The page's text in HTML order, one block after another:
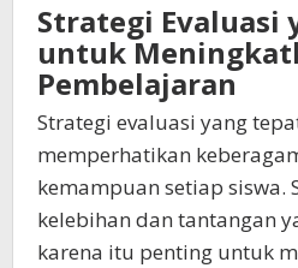
Strategi Evaluasi
untuk
Pembelajaran
Strategi evaluasi yang
memperhatikan
kemampuan setiap siswa.
kelebihan dan tantangan
karena itu penting untuk